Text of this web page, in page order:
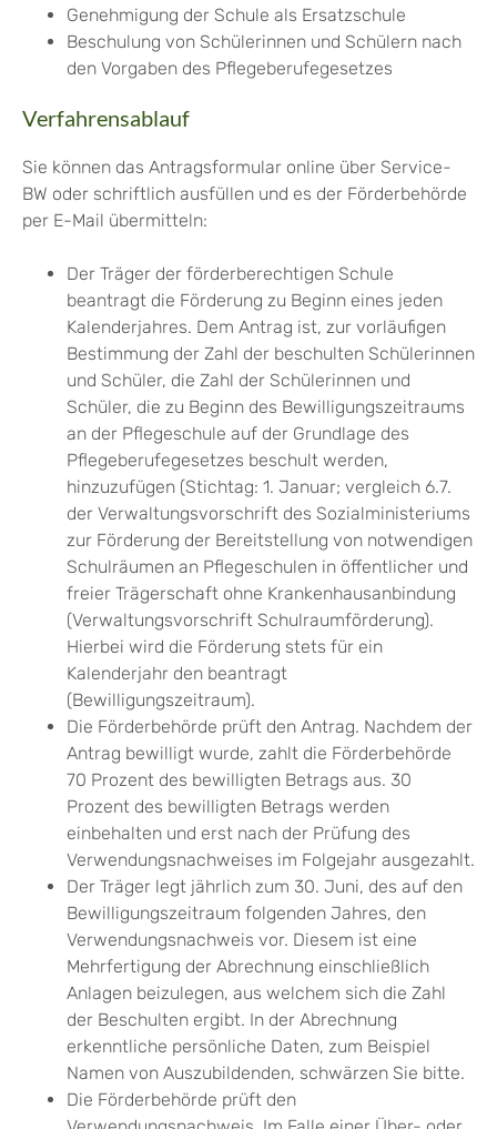
Genehmigung der Schule als Ersatzschule
Beschulung von Schülerinnen und Schülern nach
den Vorgaben des Pflegeberufegesetzes
Verfahrensablauf
Sie können das Antragsformular online über Service-
BW oder schriftlich ausfüllen und es der Förderbehörde
per E-Mail übermitteln:
Der Träger der förderberechtigen Schule
beantragt die Förderung zu Beginn eines jeden
Kalenderjahres. Dem Antrag ist, zur vorläufigen
Bestimmung der Zahl der beschulten Schülerinnen
und Schüler, die Zahl der Schülerinnen und
Schüler, die zu Beginn des Bewilligungszeitraums
an der Pflegeschule auf der Grundlage des
Pflegeberufegesetzes beschult werden,
hinzuzufügen (Stichtag: 1. Januar; vergleich 6.7.
der Verwaltungsvorschrift des Sozialministeriums
zur Förderung der Bereitstellung von notwendigen
Schulräumen an Pflegeschulen in öffentlicher und
freier Trägerschaft ohne Krankenhausanbindung
(Verwaltungsvorschrift Schulraumförderung).
Hierbei wird die Förderung stets für ein
Kalenderjahr den beantragt
(Bewilligungszeitraum).
Die Förderbehörde prüft den Antrag. Nachdem der
Antrag bewilligt wurde, zahlt die Förderbehörde
70 Prozent des bewilligten Betrags aus. 30
Prozent des bewilligten Betrags werden
einbehalten und erst nach der Prüfung des
Verwendungsnachweises im Folgejahr ausgezahlt.
Der Träger legt jährlich zum 30. Juni, des auf den
Bewilligungszeitraum folgenden Jahres, den
Verwendungsnachweis vor. Diesem ist eine
Mehrfertigung der Abrechnung einschließlich
Anlagen beizulegen, aus welchem sich die Zahl
der Beschulten ergibt. In der Abrechnung
erkenntliche persönliche Daten, zum Beispiel
Namen von Auszubildenden, schwärzen Sie bitte.
Die Förderbehörde prüft den